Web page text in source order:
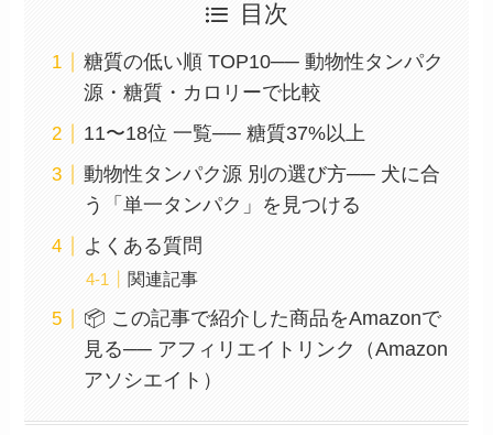
目次
糖質の低い順 TOP10── 動物性タンパク
源・糖質・カロリーで比較
11〜18位 一覧── 糖質37%以上
動物性タンパク源 別の選び方── 犬に合
う「単一タンパク」を見つける
よくある質問
関連記事
📦 この記事で紹介した商品をAmazonで
見る── アフィリエイトリンク（Amazon
アソシエイト）